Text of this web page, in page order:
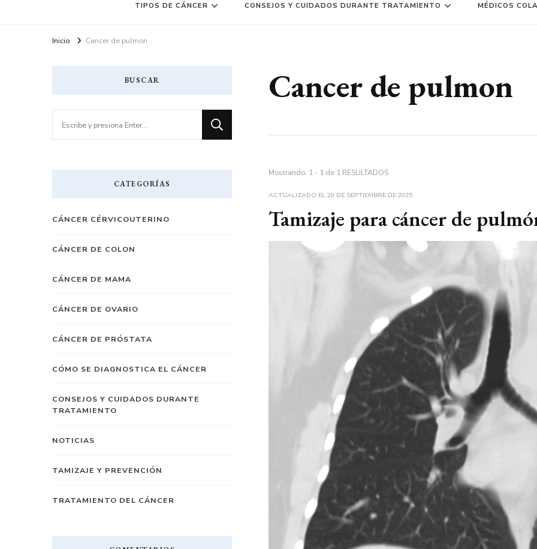
TIPOS DE CÁNCER CONSEJOS Y CUIDADOS DURANTE TRATAMIENTO MÉDICOS
Inicio Cancer de pulmon
Cancer de pulmon
Mostrando: 1 - 1 de 1 RESULTADOS
ACTUALIZADO EL20 DE SEPTIEMBRE DE 2025
Tamizaje para cáncer de
BUSCAR
CATEGORÍAS
CÁNCER CÉRVICOUTERINO
CÁNCER DE COLON
CÁNCER DE MAMA
CÁNCER DE OVARIO
CÁNCER DE PRÓSTATA
CÓMO SE DIAGNOSTICA EL CÁNCER
CONSEJOS Y CUIDADOS DURANTE
TRATAMIENTO
NOTICIAS
TAMIZAJE Y PREVENCIÓN
TRATAMIENTO DEL CÁNCER